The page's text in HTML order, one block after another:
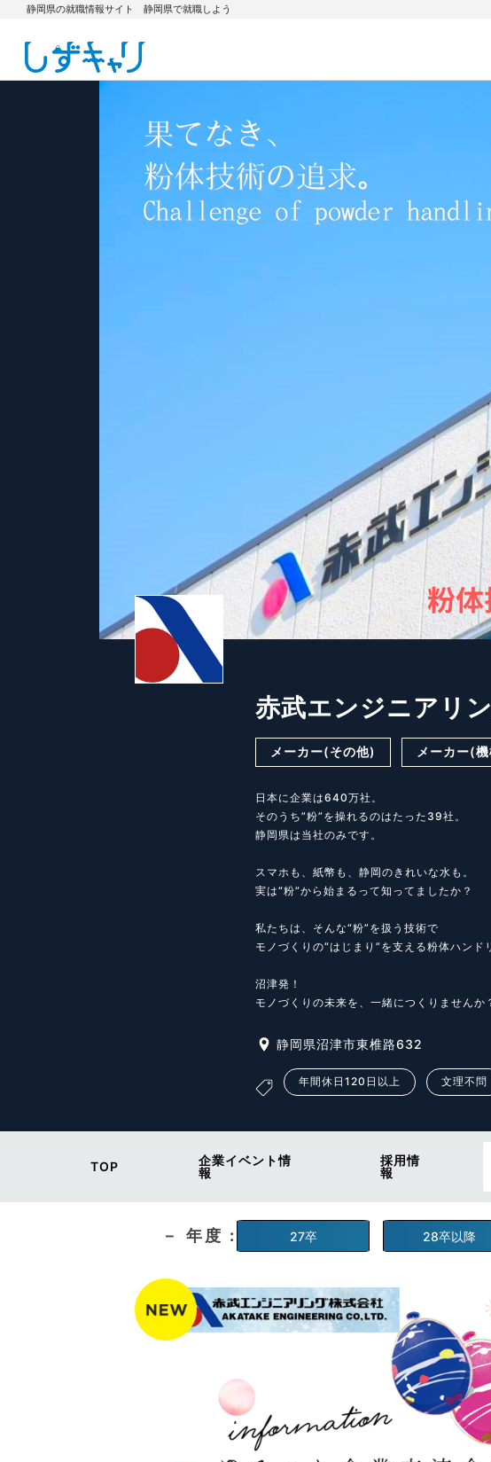
静岡県の就職情報サイト 静岡県で就職しよう
赤武エンジニアリ
メーカー(その他) メーカー(
日本に企業は640万社。
そのうち”粉”を操れるのはたった39社。
静岡県は当社のみです。
スマホも、紙幣も、静岡のきれいな水も。
実は“粉”から始まるって知ってましたか？
私たちは、そんな“粉”を扱う技術で
モノづくりの“はじまり”を支える粉体ハンド
沼津発！
モノづくりの未来を、一緒につくりませんか
静岡県沼津市東椎路632
年間休日120日以上 文理不問
TOP
企業イベント情
報
採用情
報
－ 年度 : 27卒 28卒以降